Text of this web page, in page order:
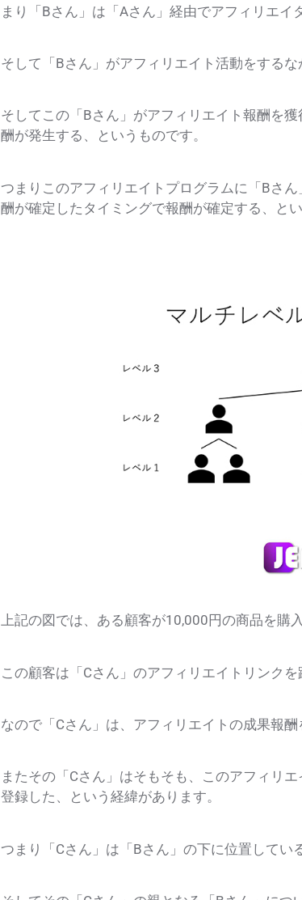
まり「Bさん」は「Aさん」経由でアフィリエイ
そして「Bさん」がアフィリエイト活動をする
そしてこの「Bさん」がアフィリエイト報酬を
酬が発生する、というものです。
つまりこのアフィリエイトプログラムに「Bさ
酬が確定したタイミングで報酬が確定する、とい
上記の図では、ある顧客が10,000円の商品を購入
この顧客は「Cさん」のアフィリエイトリンクを
なので「Cさん」は、アフィリエイトの成果報酬
またその「Cさん」はそもそも、このアフィリ
登録した、という経緯があります。
つまり「Cさん」は「Bさん」の下に位置してい